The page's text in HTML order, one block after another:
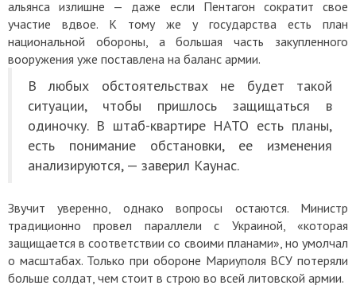
альянса излишне — даже если Пентагон сократит свое
участие вдвое. К тому же у государства есть план
национальной обороны, а большая часть закупленного
вооружения уже поставлена на баланс армии.
В любых обстоятельствах не будет такой
ситуации, чтобы пришлось защищаться в
одиночку. В штаб-квартире НАТО есть планы,
есть понимание обстановки, ее изменения
анализируются, — заверил Каунас.
Звучит уверенно, однако вопросы остаются. Министр
традиционно провел параллели с Украиной, «которая
защищается в соответствии со своими планами», но умолчал
о масштабах. Только при обороне Мариуполя ВСУ потеряли
больше солдат, чем стоит в строю во всей литовской армии.